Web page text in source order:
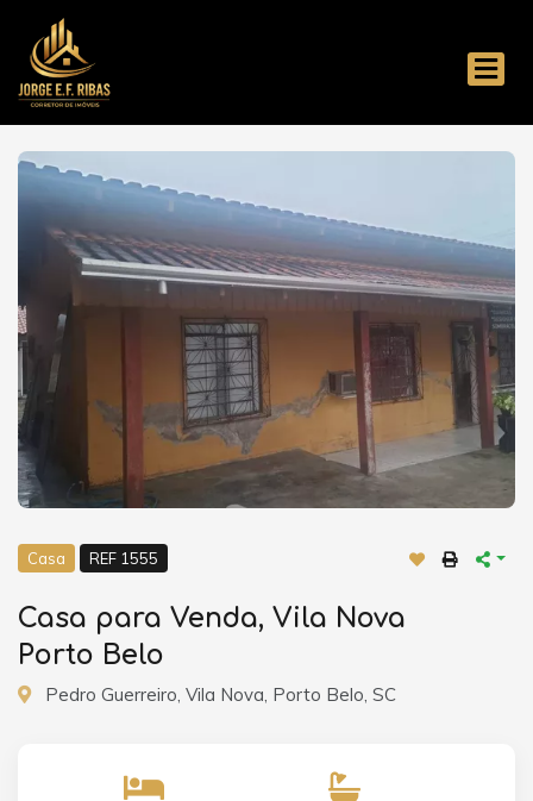
Casa REF 1555
Casa para Venda, Vila Nova
Porto Belo
Pedro Guerreiro, Vila Nova, Porto Belo, SC